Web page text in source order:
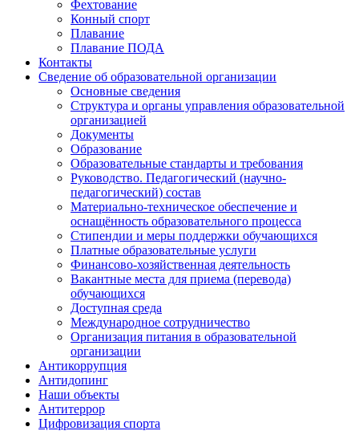
Фехтование
Конный спорт
Плавание
Плавание ПОДА
Контакты
Сведение об образовательной организации
Основные сведения
Структура и органы управления образовательной
организацией
Документы
Образование
Образовательные стандарты и требования
Руководство. Педагогический (научно-
педагогический) состав
Материально-техническое обеспечение и
оснащённость образовательного процесса
Стипендии и меры поддержки обучающихся
Платные образовательные услуги
Финансово-хозяйственная деятельность
Вакантные места для приема (перевода)
обучающихся
Доступная среда
Международное сотрудничество
Организация питания в образовательной
организации
Антикоррупция
Антидопинг
Наши объекты
Антитеррор
Цифровизация спорта